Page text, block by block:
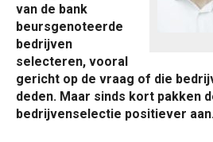
van de bank
beursgenoteerde
bedrijven
selecteren, vooral
gericht op de vraag of die
deden. Maar sinds kort pakken
bedrijvenselectie positiever